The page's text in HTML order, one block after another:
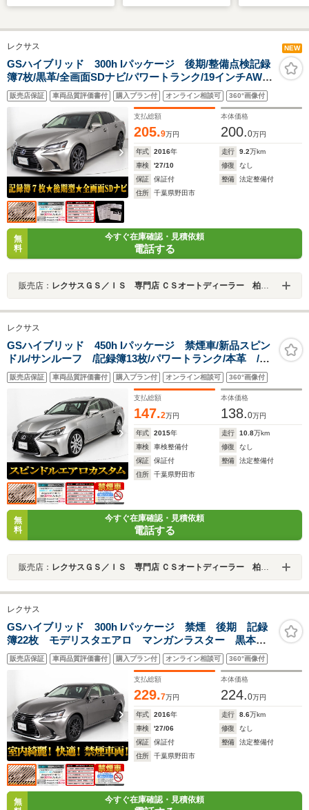
ト シートヒータ
ー MERIDIAN パ
ワージェスチャーテー
ルゲート 純正20イ
ンチアルミ ブレーキ
LED/Bluetooth接
防止装置/アイドリン
グストップ/エアバッ
グ 運転席
レクサス NEW
GSハイブリッド 300h Iパッケージ 後期/整備点検記録
簿7枚/黒革/全画面SDナビ/パワートランク/19インチAW/
セーフティシステム+/レーダークルーズ/プリクラッシ
ュ/BSM/障害物センサー/エアシート/シートヒーター/シー
トメモリー/LEDヘッドライト
販売店保証 車両品質評価書付 購入プラン付 オンライン相談可 360°画像付
支払総額
205.9万円
本体価格
200.0万円
年式 2016年 走行 9.2万km
車検
'27/10 修復
なし
保証
保証付 整備
法定整備付
住所
千葉県野田市
無
料
今すぐ在庫確認・見積依頼
電話する
販売店： レクサスＧＳ／ＩＳ 専門店 ＣＳオートディーラー 柏インター店 中古車専門店
レクサス
GSハイブリッド 450h Iパッケージ 禁煙車/新品スピン
ドル/サンルーフ /記録簿13枚/パワートランク/本革 /エ
アシート/シートヒーター/シートメモリー/BSM/オートク
ルーズコントロール/LEDヘッドライト/SDナビ/バックカ
メラ/Bluetooth/フルセグ
販売店保証 車両品質評価書付 購入プラン付 オンライン相談可 360°画像付
支払総額
147.2万円
本体価格
138.0万円
年式 2015年 走行 10.8万km
車検
車検整備付 修復
なし
保証
保証付 整備
法定整備付
住所
千葉県野田市
無
料
今すぐ在庫確認・見積依頼
電話する
販売店： レクサスＧＳ／ＩＳ 専門店 ＣＳオートディーラー 柏インター店 中古車専門店
レクサス
GSハイブリッド 300h Iパッケージ 禁煙 後期 記録
簿22枚 モデリスタエアロ マンガンラスター 黒本
革 電動トランク 全画面SDナビ セーフティシステム
+ レーダークルーズ プリクラッシュ クリアランスソ
ナー 冷暖房シート LEDヘッドライト
販売店保証 車両品質評価書付 購入プラン付 オンライン相談可 360°画像付
支払総額
229.7万円
本体価格
224.0万円
年式 2016年 走行 8.6万km
車検
'27/06 修復
なし
保証
保証付 整備
法定整備付
住所
千葉県野田市
無
今すぐ在庫確認・見積依頼